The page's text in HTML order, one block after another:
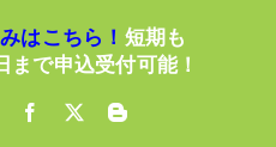
はこちら！ 短期も
で申込受付可能！
Facebook
X Blogger